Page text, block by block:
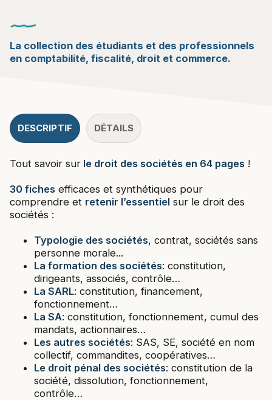
La collection des étudiants et des professionnels
en comptabilité, fiscalité, droit et commerce.
DESCRIPTIF DÉTAILS
Tout savoir sur le droit des sociétés en 64 pages !
30 fiches efficaces et synthétiques pour
comprendre et retenir l’essentiel sur le droit des
sociétés :
Typologie des sociétés, contrat, sociétés sans
personne morale...
La formation des sociétés: constitution,
dirigeants, associés, contrôle…
La SARL: constitution, financement,
fonctionnement…
La SA: constitution, fonctionnement, cumul des
mandats, actionnaires…
Les autres sociétés: SAS, SE, société en nom
collectif, commandites, coopératives…
Le droit pénal des sociétés: constitution de la
société, dissolution, fonctionnement,
contrôle…